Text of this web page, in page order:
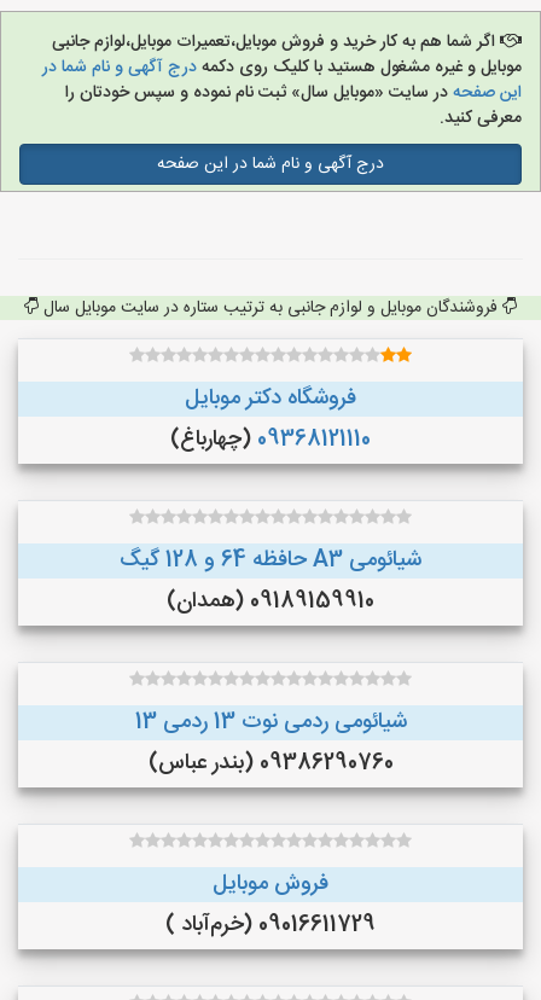
اگر شما هم به کار خرید و فروش موبایل،تعمیرات موبایل،لوازم جانبی
موبایل و غیره مشغول هستید با کلیک روی دکمهدرج آگهی و نام شما در
این صفحهدر سایت «موبایل سال» ثبت نام نموده و سپس خودتان را
معرفی کنید.
درج آگهی و نام شما در این صفحه
فروشندگان موبایل و لوازم جانبی به ترتیب ستاره در سایت موبایل سال
فروشگاه دکتر موبایل
09368121110 (چهارباغ)
شیائومی A3 حافظه 64 و 128 گیگ
09189159910 (همدان)
شیائومی ردمی نوت 13 ردمی 13
09386290760 (بندر عباس)
فروش موبایل
09016611729 (خرم‌آباد )